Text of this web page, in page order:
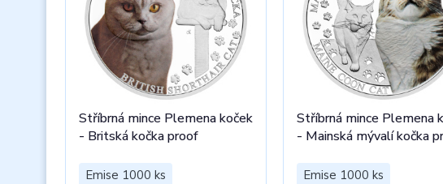
Stříbrná mince Plemena koček
- Britská kočka proof
Emise 1000 ks
Stříbrná mince Plemena
- Mainská mývalí kočka
Emise 1000 ks